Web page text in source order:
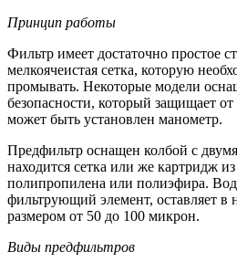
Принцип работы
Фильтр имеет достаточно простое
мелкоячеистая сетка, которую
промывать. Некоторые модели
безопасности, который защищает
может быть установлен манометр.
Предфильтр оснащен колбой с
находится сетка или же картридж
полипропилена или полиэфира.
фильтрующий элемент, оставляет в
размером от 50 до 100 микрон.
Виды предфильтров